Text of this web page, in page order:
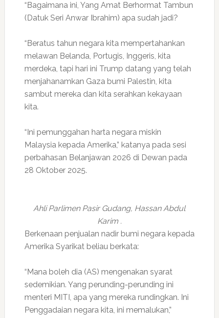
“Bagaimana ini, Yang Amat Berhormat Tambun
(Datuk Seri Anwar Ibrahim) apa sudah jadi?
“Beratus tahun negara kita mempertahankan
melawan Belanda, Portugis, Inggeris, kita
merdeka, tapi hari ini Trump datang yang telah
menjahanamkan Gaza bumi Palestin, kita
sambut mereka dan kita serahkan kekayaan
kita.
“Ini pemunggahan harta negara miskin
Malaysia kepada Amerika,” katanya pada sesi
perbahasan Belanjawan 2026 di Dewan pada
28 Oktober 2025.
Ahli Parlimen Pasir Gudang, Hassan Abdul
Karim .
Berkenaan penjualan nadir bumi negara kepada
Amerika Syarikat beliau berkata:
“Mana boleh dia (AS) mengenakan syarat
sedemikian. Yang perunding-perunding ini
menteri MITI, apa yang mereka rundingkan. Ini
Penggadaian negara kita, ini memalukan,”